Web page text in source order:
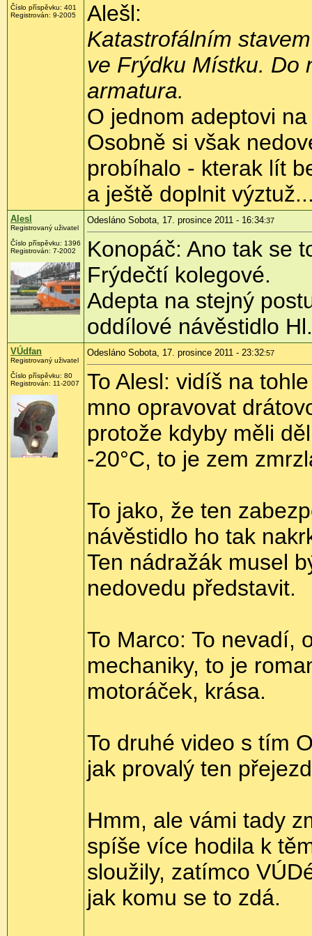
Číslo příspěvku: 401
Registrován: 9-2005
Alešl:
Katastrofálním
ve Frýdku Místku. Do
armatura.
O jednom adeptovi
Osobně si však
probíhalo - kterak lít
a ještě doplnit
Alesl
Registrovaný uživatel
Číslo příspěvku: 1396
Registrován: 7-2002
Odesláno Sobota, 17. prosince 2011 - 16:34:37
Konopáč: Ano tak se
Frýdečtí kolegové.
Adepta na stejný
oddílové návěstidlo
VÚdfan
Registrovaný uživatel
Číslo příspěvku: 80
Registrován: 11-2007
Odesláno Sobota, 17. prosince 2011 - 23:32:57
To Alesl: vidíš na
mno opravovat
protože kdyby měli
-20°C, to je zem
To jako, že ten
návěstidlo ho tak
Ten nádražák musel
nedovedu představit.
To Marco: To nevadí,
mechaniky, to je
motoráček, krása.
To druhé video s tím
jak provalý ten
Hmm, ale vámi tady
spíše více hodila k
sloužily, zatímco
jak komu se to zdá.